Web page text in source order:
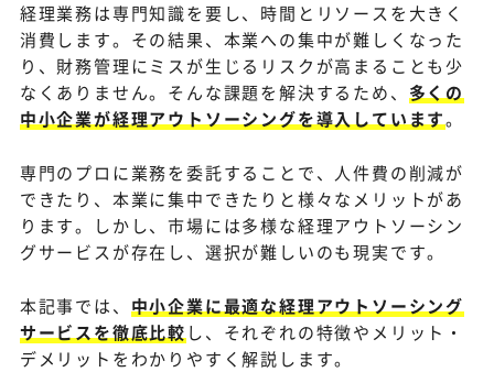
経理業務は専門知識を要し、時間とリソースを大きく
消費します。その結果、本業への集中が難しくなった
り、財務管理にミスが生じるリスクが高まることも少
なくありません。そんな課題を解決するため、 多くの
中小企業が経理アウトソーシングを導入しています。
専門のプロに業務を委託することで、人件費の削減が
できたり、本業に集中できたりと様々なメリットがあ
ります。しかし、市場には多様な経理アウトソーシン
グサービスが存在し、選択が難しいのも現実です。
本記事では、 中小企業に最適な経理アウトソーシング
サービスを徹底比較し、それぞれの特徴やメリット・
デメリットをわかりやすく解説します。